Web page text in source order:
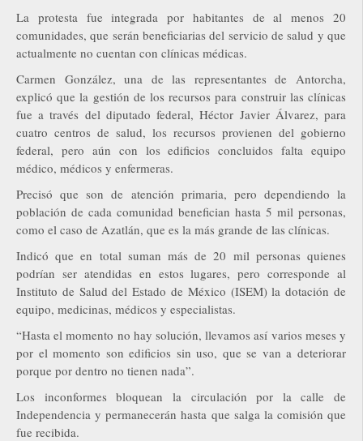
La protesta fue integrada por habitantes de al menos 20
comunidades, que serán beneficiarias del servicio de salud y que
actualmente no cuentan con clínicas médicas.
Carmen González, una de las representantes de Antorcha,
explicó que la gestión de los recursos para construir las clínicas
fue a través del diputado federal, Héctor Javier Álvarez, para
cuatro centros de salud, los recursos provienen del gobierno
federal, pero aún con los edificios concluidos falta equipo
médico, médicos y enfermeras.
Precisó que son de atención primaria, pero dependiendo la
población de cada comunidad benefician hasta 5 mil personas,
como el caso de Azatlán, que es la más grande de las clínicas.
Indicó que en total suman más de 20 mil personas quienes
podrían ser atendidas en estos lugares, pero corresponde al
Instituto de Salud del Estado de México (ISEM) la dotación de
equipo, medicinas, médicos y especialistas.
“Hasta el momento no hay solución, llevamos así varios meses y
por el momento son edificios sin uso, que se van a deteriorar
porque por dentro no tienen nada”.
Los inconformes bloquean la circulación por la calle de
Independencia y permanecerán hasta que salga la comisión que
fue recibida.